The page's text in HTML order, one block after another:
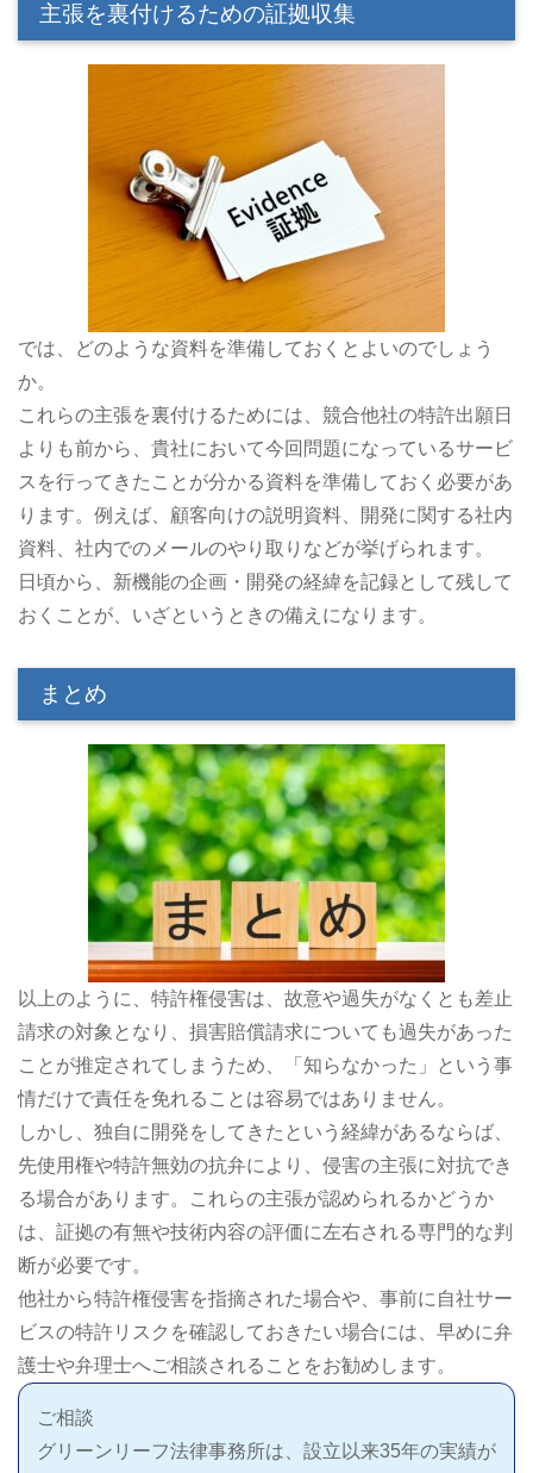
主張を裏付けるための証拠収集
では、どのような資料を準備しておくとよいのでしょう
か。
これらの主張を裏付けるためには、競合他社の特許出願日
よりも前から、貴社において今回問題になっているサービ
スを行ってきたことが分かる資料を準備しておく必要があ
ります。例えば、顧客向けの説明資料、開発に関する社内
資料、社内でのメールのやり取りなどが挙げられます。
日頃から、新機能の企画・開発の経緯を記録として残して
おくことが、いざというときの備えになります。
まとめ
以上のように、特許権侵害は、故意や過失がなくとも差止
請求の対象となり、損害賠償請求についても過失があった
ことが推定されてしまうため、「知らなかった」という事
情だけで責任を免れることは容易ではありません。
しかし、独自に開発をしてきたという経緯があるならば、
先使用権や特許無効の抗弁により、侵害の主張に対抗でき
る場合があります。これらの主張が認められるかどうか
は、証拠の有無や技術内容の評価に左右される専門的な判
断が必要です。
他社から特許権侵害を指摘された場合や、事前に自社サー
ビスの特許リスクを確認しておきたい場合には、早めに弁
護士や弁理士へご相談されることをお勧めします。
ご相談
グリーンリーフ法律事務所は、設立以来35年の実績が